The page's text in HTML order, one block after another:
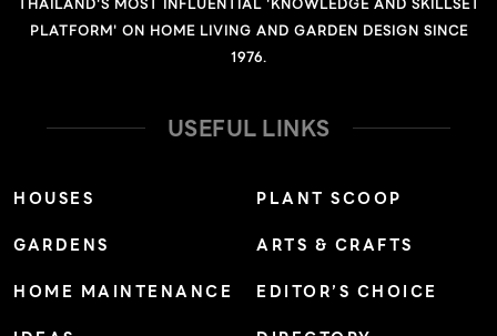
PLATFORM' ON HOME LIVING AND GARDEN DESIGN SINCE
1976.
USEFUL LINKS
HOUSES
GARDENS
HOME MAINTENANCE
PLANT SCOOP
ARTS & CRAFTS
EDITOR’S CHOICE